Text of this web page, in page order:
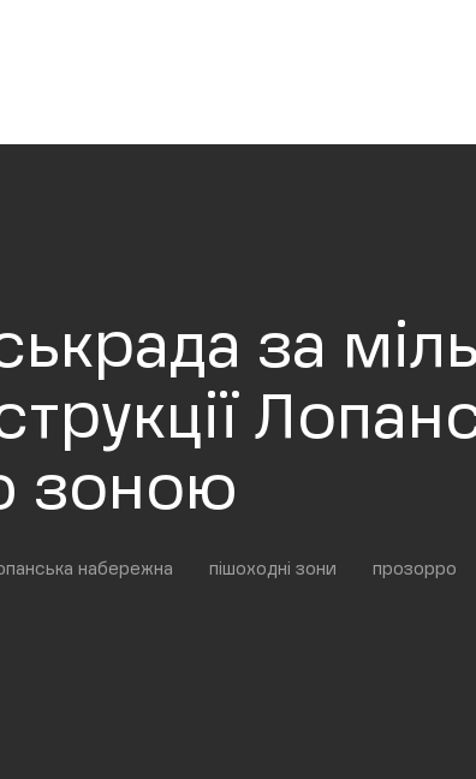
за
зоною
набережна пішоходні зони прозорро